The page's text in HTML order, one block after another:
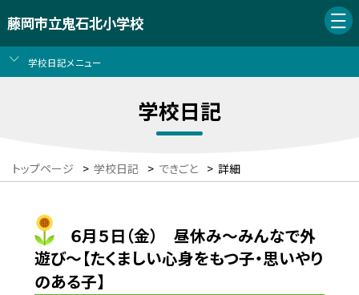
藤岡市立鬼石北小学校
学校日記メニュー
学校日記
トップページ > 学校日記 > できごと > 詳細
６月５日（金） 昼休み～みんなで外
遊び～【たくましい心身をもつ子・思いやり
のある子】